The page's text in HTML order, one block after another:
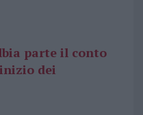
parte il conto
dei